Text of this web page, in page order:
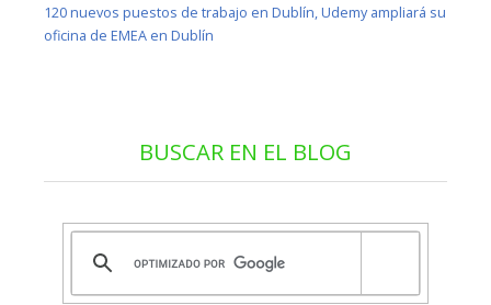
120 nuevos puestos de trabajo en Dublín, Udemy ampliará su
oficina de EMEA en Dublín
BUSCAR EN EL BLOG